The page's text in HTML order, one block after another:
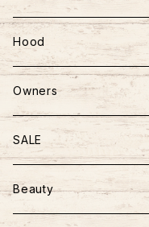
アウター
ニット
ロンパース
おもちゃ
かばん
ハーネス＆リード
おさんぽアイテム
Hood
ごはん
おやつ
トッピング
Owners
マザーズバッグ
SALE
Beauty